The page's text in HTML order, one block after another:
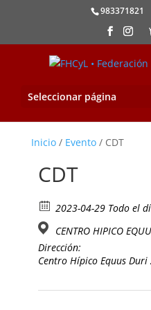
983371821
Seleccionar página
Inicio/ Evento/ CDT
CDT
2023-04-29 Todo el
CENTRO HIPICO
Dirección:
Centro Hípico Equus